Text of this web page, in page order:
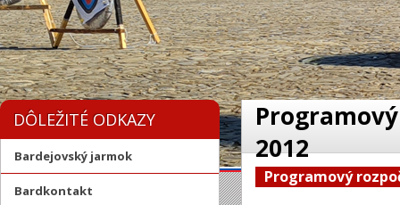
DÔLEŽITÉ ODKAZY
Bardejovský jarmok
Bardkontakt
2012
Programový